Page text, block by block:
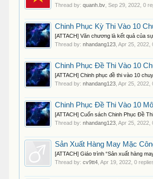
Thread by:quanh.bv ,Sep 29, 2022 , 0
Chinh Phục Kỳ Thi Vào 10
[ATTACH] Văn chương là kết quả của
Thread by:nhandang123 ,Apr 25, 2022
Chinh Phục Đề Thi Vào 10
[ATTACH] Chinh phục đề thi vào 10
Thread by:nhandang123 ,Apr 25, 2022
Chinh Phục Đề Thi Vào 10
[ATTACH] Cuốn sách Chinh Phục Đề
Thread by:nhandang123 ,Apr 25, 2022
Sản Xuất Hàng May Mặc
[ATTACH] Giáo trình “Sản xuất hàng
Thread by:cv9tt4 ,Apr 19, 2022 , 0